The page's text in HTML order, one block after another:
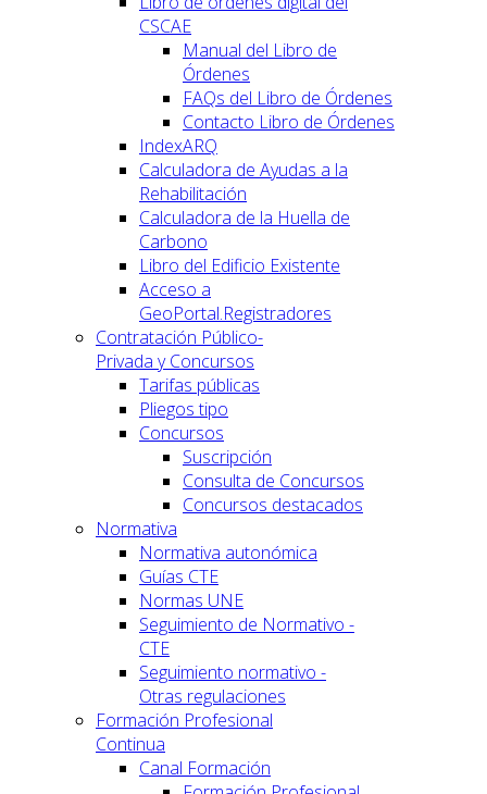
CSCAE
Manual del Libro de
Órdenes
FAQs del Libro de Órdenes
Contacto Libro de Órdenes
IndexARQ
Calculadora de Ayudas a la
Rehabilitación
Calculadora de la Huella de
Carbono
Libro del Edificio Existente
Acceso a
GeoPortal.Registradores
Contratación Público-
Privada y Concursos
Tarifas públicas
Pliegos tipo
Concursos
Suscripción
Consulta de Concursos
Concursos destacados
Normativa
Normativa autonómica
Guías CTE
Normas UNE
Seguimiento de Normativo -
CTE
Seguimiento normativo -
Otras regulaciones
Formación Profesional
Continua
Canal Formación